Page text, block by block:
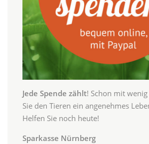
Jede Spende zählt! Schon mit
Sie den Tieren ein angenehmes
Helfen Sie noch heute!
Sparkasse Nürnberg